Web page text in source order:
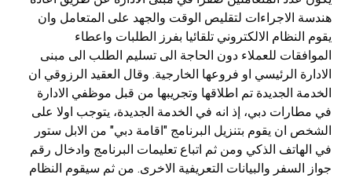
هندسة الاجراءات لتقليص الوقت والجهد على المتعامل وان
يقوم النظام الالكتروني تلقائيا بفرز الطلبات واعطاء
الموافقات للعملاء دون الحاجة الى تسليم الطلب الى مبنى
الادارة الرئيسي او فروعها الخارجية. وقال العقيد الرزوقي ان
الخدمة الجديدة تم اطلاقها وتجريبها من قبل موظفي الادارة
في مطارات دبي، إذ انه في الخدمة الجديدة، يتوجب اولا على
الشخص ان يقوم بتنزيل البرنامج "اقامة دبي" من الابل ستور
في الهاتف الذكي ومن ثم اتباع تعليمات البرنامج وادخال رقم
جواز السفر والبيانات التعريفية الاخرى. من ثم سيقوم النظام